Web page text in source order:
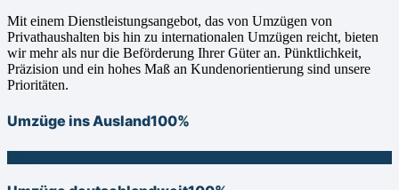
Mit einem Dienstleistungsangebot, das von Umzügen von
Privathaushalten bis hin zu internationalen Umzügen reicht, bieten
wir mehr als nur die Beförderung Ihrer Güter an. Pünktlichkeit,
Präzision und ein hohes Maß an Kundenorientierung sind unsere
Prioritäten.
Umzüge ins Ausland100%